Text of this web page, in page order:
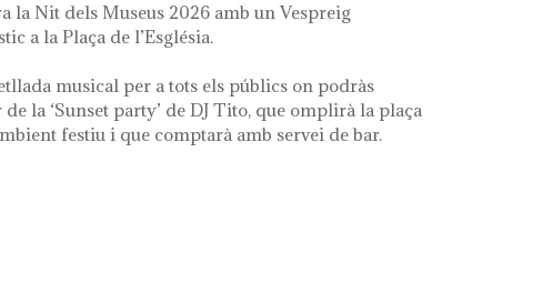
la Nit dels Museus 2026 amb un Vespreig
a la Plaça de l’Església.
musical per a tots els públics on podràs
la ‘Sunset party’ de DJ Tito, que omplirà la plaça
festiu i que comptarà amb servei de bar.